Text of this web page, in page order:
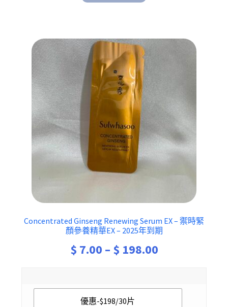
Concentrated Ginseng Renewing Serum EX – 禦時緊
顏參養精華EX – 2025年到期
$ 7.00 – $ 198.00Price
$ 7.00
優惠-$198/30片